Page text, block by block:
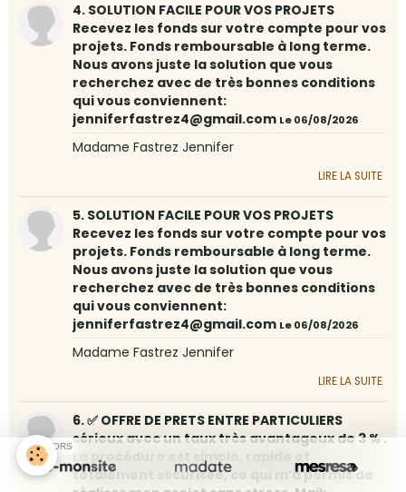
4. SOLUTION FACILE POUR VOS PROJETS
Recevez les fonds sur votre compte pour vos
projets. Fonds remboursable à long terme.
Nous avons juste la solution que vous
recherchez avec de très bonnes conditions
qui vous conviennent:
jenniferfastrez4@gmail.com Le 06/08/2026
Madame Fastrez Jennifer
LIRE LA SUITE
5. SOLUTION FACILE POUR VOS PROJETS
Recevez les fonds sur votre compte pour vos
projets. Fonds remboursable à long terme.
Nous avons juste la solution que vous
recherchez avec de très bonnes conditions
qui vous conviennent:
jenniferfastrez4@gmail.com Le 06/08/2026
Madame Fastrez Jennifer
LIRE LA SUITE
6. ✅ OFFRE DE PRETS ENTRE PARTICULIERS
sérieux avec un taux très avantageux de 3 % .
La procédure est simple, rapide et
totalement sécurisée, ce qui m’a permis de
SPONSORS